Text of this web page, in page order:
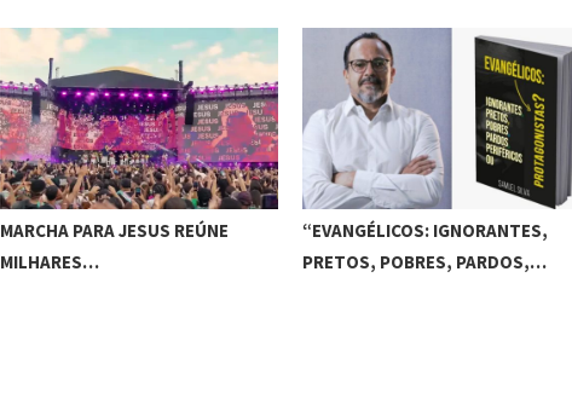
MARCHA PARA JESUS REÚNE
MILHARES…
“EVANGÉLICOS: IGNORANTES,
PRETOS, POBRES, PARDOS,…